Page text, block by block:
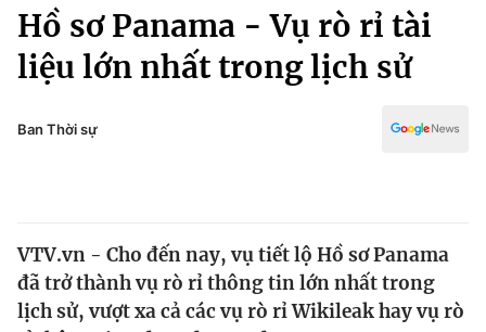
Chuyên mục
Chính trị
Thế giới
Kinh tế
Thể thao
Truyền hình
Y tế
Hồ sơ Panama - Vụ rò rỉ tài
liệu lớn nhất trong lịch sử
Ban Thời sự
VTV.vn - Cho đến nay, vụ tiết lộ Hồ sơ Panama
đã trở thành vụ rò rỉ thông tin lớn nhất trong
lịch sử, vượt xa cả các vụ rò rỉ Wikileak hay vụ rò